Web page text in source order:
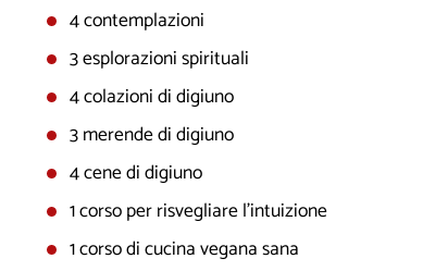
4 contemplazioni
3 esplorazioni spirituali
4 colazioni di digiuno
3 merende di digiuno
4 cene di digiuno
1 corso per risvegliare l’intuizione
1 corso di cucina vegana sana